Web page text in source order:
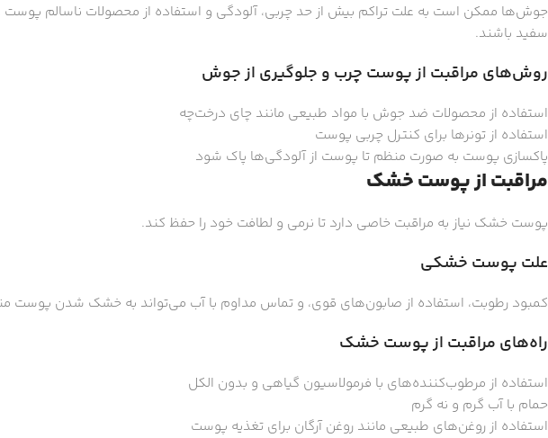
جوش‌ها ممکن است به علت تراکم بیش از حد چربی، آلودگی و استفاده از محصولات ناسالم پوست
سفید باشند.
روش‌های مراقبت از پوست چرب و جلوگیری از جوش
استفاده از محصولات ضد جوش با مواد طبیعی مانند چای درخت‌چه
استفاده از تونر‌ها برای کنترل چربی پوست
پاکسازی پوست به صورت منظم تا پوست از آلودگی‌ها پاک شود
مراقبت از پوست خشک
پوست خشک نیاز به مراقبت خاصی دارد تا نرمی و لطافت خود را حفظ کند.
علت پوست خشکی
کمبود رطوبت، استفاده از صابون‌های قوی، و تماس مداوم با آب می‌تواند به خشک شدن پوست
راه‌های مراقبت از پوست خشک
استفاده از مرطوب‌کننده‌های با فرمولاسیون گیاهی و بدون الکل
حمام با آب گرم و نه گرم
استفاده از روغن‌های طبیعی مانند روغن آرگان برای تغذیه پوست